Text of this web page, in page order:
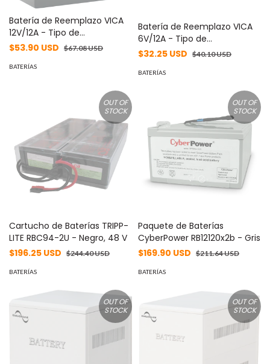
Batería de Reemplazo VICA
12V/12A - Tipo de
acumulador: Plomo/Paquete
mantenimiento - Tiempo de
$53.90 USD $67.08 USD
BATERÍAS
Batería de Reemplazo VICA
6V/12A - Tipo de
acumulador: Plomo/Paquete
mantenimiento - Tiempo de
$32.25 USD $40.10 USD
BATERÍAS
OUT OF
STOCK
Cartucho de Baterías TRIPP-
LITE RBC94-2U - Negro, 48 V
$196.25 USD $244.40 USD
BATERÍAS
OUT OF
STOCK
Paquete de Baterías
CyberPower RB12120x2b - Gris
$169.90 USD $211.64 USD
BATERÍAS
OUT OF
STOCK
OUT OF
STOCK